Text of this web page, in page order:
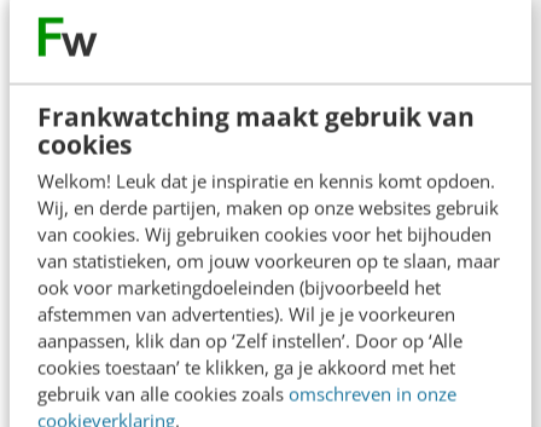
Frankwatching maakt gebruik van
cookies
Welkom! Leuk dat je inspiratie en kennis komt opdoen.
Wij, en derde partijen, maken op onze websites gebruik
van cookies. Wij gebruiken cookies voor het bijhouden
van statistieken, om jouw voorkeuren op te slaan, maar
ook voor marketingdoeleinden (bijvoorbeeld het
afstemmen van advertenties). Wil je je voorkeuren
aanpassen, klik dan op ‘Zelf instellen’. Door op ‘Alle
cookies toestaan’ te klikken, ga je akkoord met het
gebruik van alle cookies zoals omschreven in onze
cookieverklaring.
Meer weten
Contact Redactie
redactie@frankwatching.com
+31 30 200 1045
Tarieven
Meer contactopties